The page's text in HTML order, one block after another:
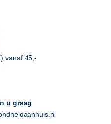
vanaf 45,-
u graag